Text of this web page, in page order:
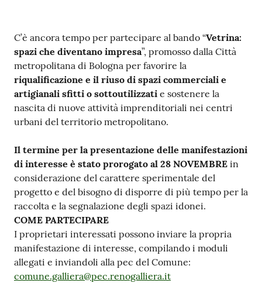
Contenuto
C’è ancora tempo per partecipare al bando “Vetrina:
spazi che diventano impresa”, promosso dalla Città
metropolitana di Bologna per favorire la
riqualificazione e il riuso di spazi commerciali e
artigianali sfitti o sottoutilizzati e sostenere la
nascita di nuove attività imprenditoriali nei centri
urbani del territorio metropolitano.
Il termine per la presentazione delle manifestazioni
di interesse è stato prorogato al 28 NOVEMBRE in
considerazione del carattere sperimentale del
progetto e del bisogno di disporre di più tempo per la
raccolta e la segnalazione degli spazi idonei.
COME PARTECIPARE
I proprietari interessati possono inviare la propria
manifestazione di interesse, compilando i moduli
allegati e inviandoli alla pec del Comune:
comune.galliera@pec.renogalliera.it